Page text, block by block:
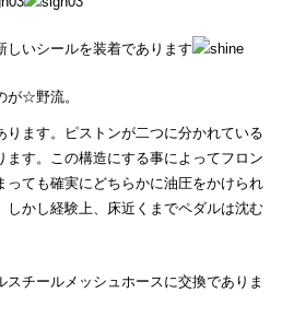
しいシールを装着であります
が☆野流。
ります。ピストンが二つに分かれている
ます。この構造にする事によってフロン
っても確実にどちらかに油圧をかけられ
しかし経験上、床近くまでペダルは沈む
チールメッシュホースに交換でありま